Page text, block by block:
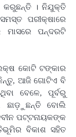
କରୁଛନ୍ତି । ନିଯୁକ୍ତି
ପରୀକ୍ଷାରେ
ପନ୍ଦରଟି
କୋଟି ଟଙ୍କାର
ଆଜି ଗୋଟିଏ ବି
ବେଳେ, ପୂର୍ବରୁ
ଛାଡ଼ୁଛନ୍ତି ବୋଲି
ପଟ୍ଟନାୟକଙ୍କ
ବିକାଶ ସହିତ